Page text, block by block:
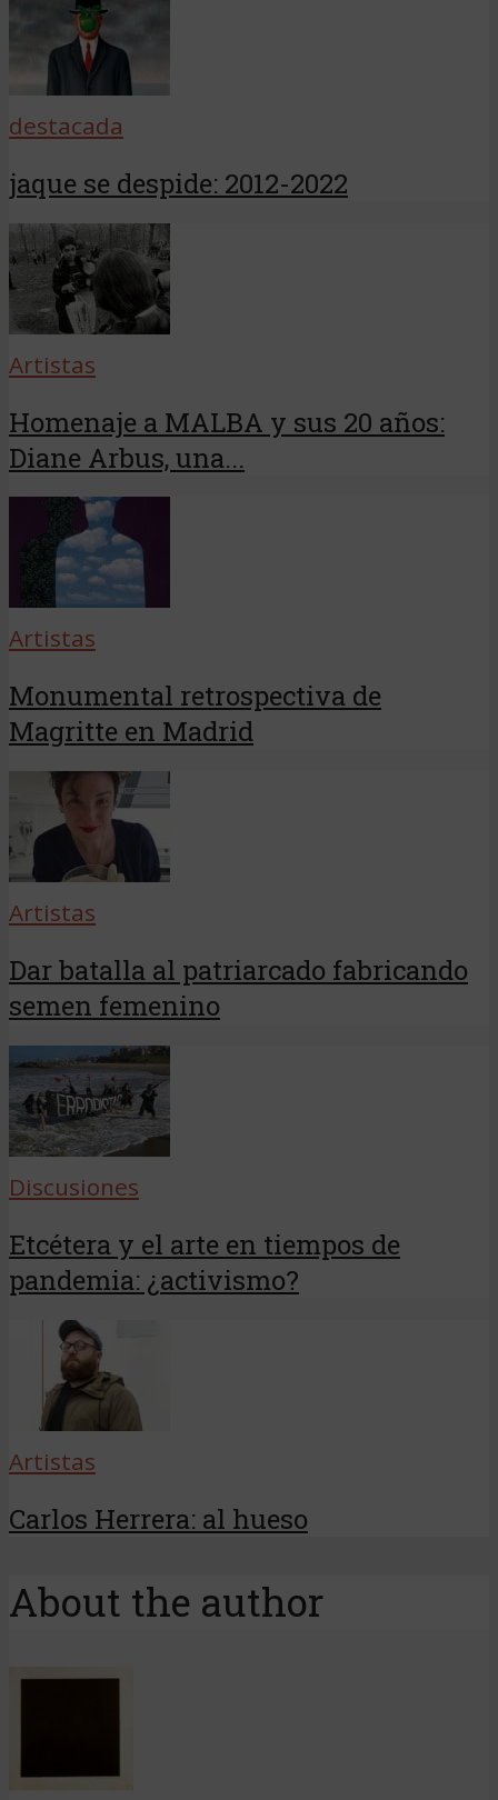
destacada
jaque se despide: 2012-2022
Artistas
Homenaje a MALBA y sus 20 años:
Diane Arbus, una...
Artistas
Monumental retrospectiva de
Magritte en Madrid
Artistas
Dar batalla al patriarcado fabricando
semen femenino
Discusiones
Etcétera y el arte en tiempos de
pandemia: ¿activismo?
Artistas
Carlos Herrera: al hueso
About the author